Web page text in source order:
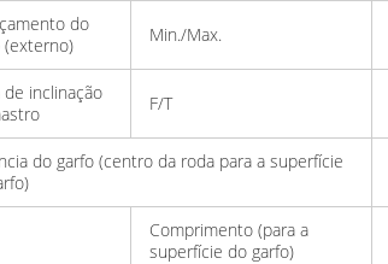
do
(externo)
Min./Max.
de inclinação
F/T
do garfo (centro da roda para a superfície
Comprimento (para a
superfície do garfo)